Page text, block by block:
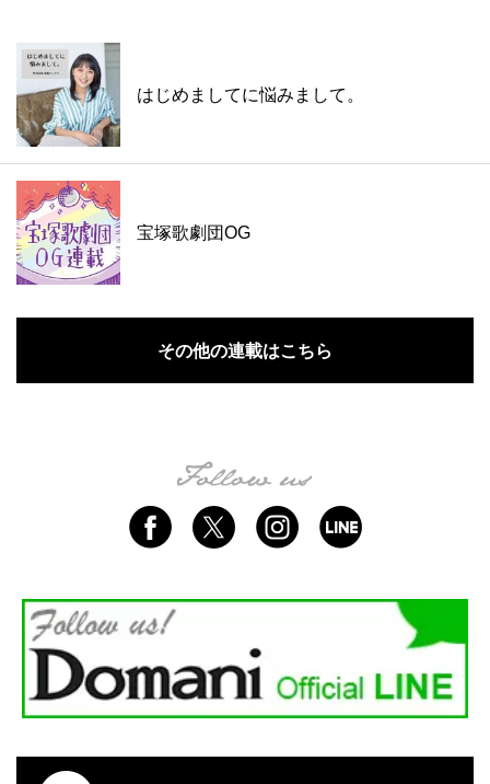
はじめましてに悩みまして。
宝塚歌劇団OG
その他の連載はこちら